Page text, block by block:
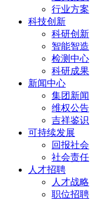
行业方案
科技创新
科研创新
智能智造
检测中心
科研成果
新闻中心
集团新闻
维权公告
吉祥鉴识
可持续发展
回报社会
社会责任
人才招聘
人才战略
职位招聘